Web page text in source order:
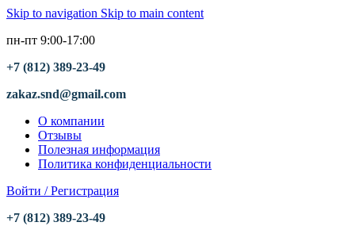
Skip to navigation Skip to main content
пн-пт 9:00-17:00
+7 (812) 389-23-49
zakaz.snd@gmail.com
О компании
Отзывы
Полезная информация
Политика конфиденциальности
Войти / Регистрация
+7 (812) 389-23-49